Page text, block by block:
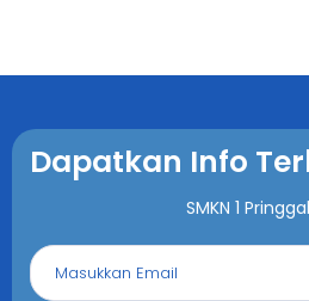
Dapatkan Info
SMKN 1